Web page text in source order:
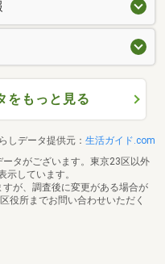
をもっと見る
しデータ提供元： 生活ガイド.com
タがございます。東京23区以外
しています。
が、調査後に変更がある場合が
役所までお問い合わせいただく